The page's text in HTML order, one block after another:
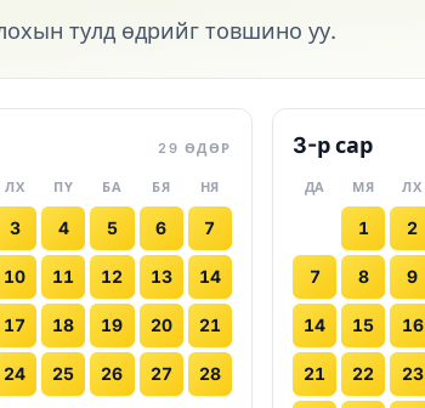
тулд өдрийг товшино уу.
29 ӨДӨР
ЛХ ПҮ БА БЯ НЯ
3 4 5 6 7
10 11 12 13 14
17 18 19 20 21
24 25 26 27 28
3-р сар
ДА МЯ ЛХ
1 2
7 8 9
14 15 16
21 22 23